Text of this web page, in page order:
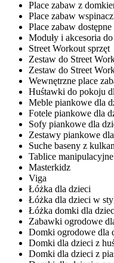
Place zabaw z
Place zabaw
Place zabaw
Moduły i akcesoria
Street Workout sprzęt
Zestaw do Street
Zestaw do Street
Wewnętrzne place
Huśtawki do pokoju
Meble piankowe dla
Fotele piankowe dla
Sofy piankowe dla
Zestawy piankowe
Suche baseny z
Tablice
Masterkidz
Viga
Łóżka dla dzieci
Łóżka dla dzieci w
Łóżka domki dla
Zabawki ogrodowe
Domki ogrodowe dla
Domki dla dzieci z
Domki dla dzieci z